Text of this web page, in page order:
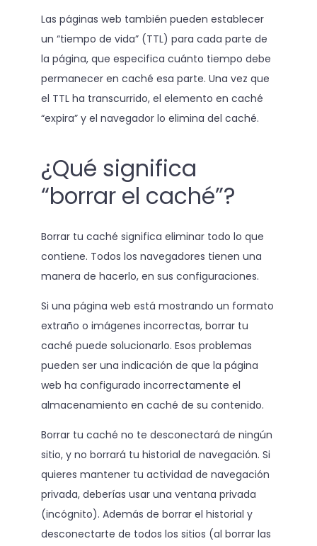
Las páginas web también pueden establecer
un “tiempo de vida” (TTL) para cada parte de
la página, que especifica cuánto tiempo debe
permanecer en caché esa parte. Una vez que
el TTL ha transcurrido, el elemento en caché
“expira” y el navegador lo elimina del caché.
¿Qué significa
“borrar el caché”?
Borrar tu caché significa eliminar todo lo que
contiene. Todos los navegadores tienen una
manera de hacerlo, en sus configuraciones.
Si una página web está mostrando un formato
extraño o imágenes incorrectas, borrar tu
caché puede solucionarlo. Esos problemas
pueden ser una indicación de que la página
web ha configurado incorrectamente el
almacenamiento en caché de su contenido.
Borrar tu caché no te desconectará de ningún
sitio, y no borrará tu historial de navegación. Si
quieres mantener tu actividad de navegación
privada, deberías usar una ventana privada
(incógnito). Además de borrar el historial y
desconectarte de todos los sitios (al borrar las